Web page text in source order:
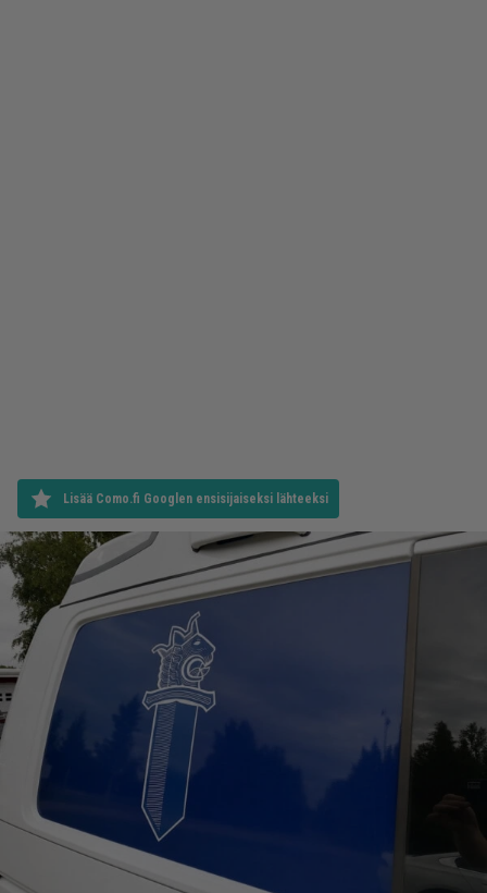
Lisää Como.fi Googlen ensisijaiseksi lähteeksi